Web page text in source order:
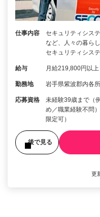
仕事内容
セキュリティシス
など、人々の暮ら
セキュリティシス
給与 月給219,800円以上
勤務地 岩手県紫波郡内各所
応募資格
未経験39歳まで（
め／職業経験不問
限定可）
後で見る
更